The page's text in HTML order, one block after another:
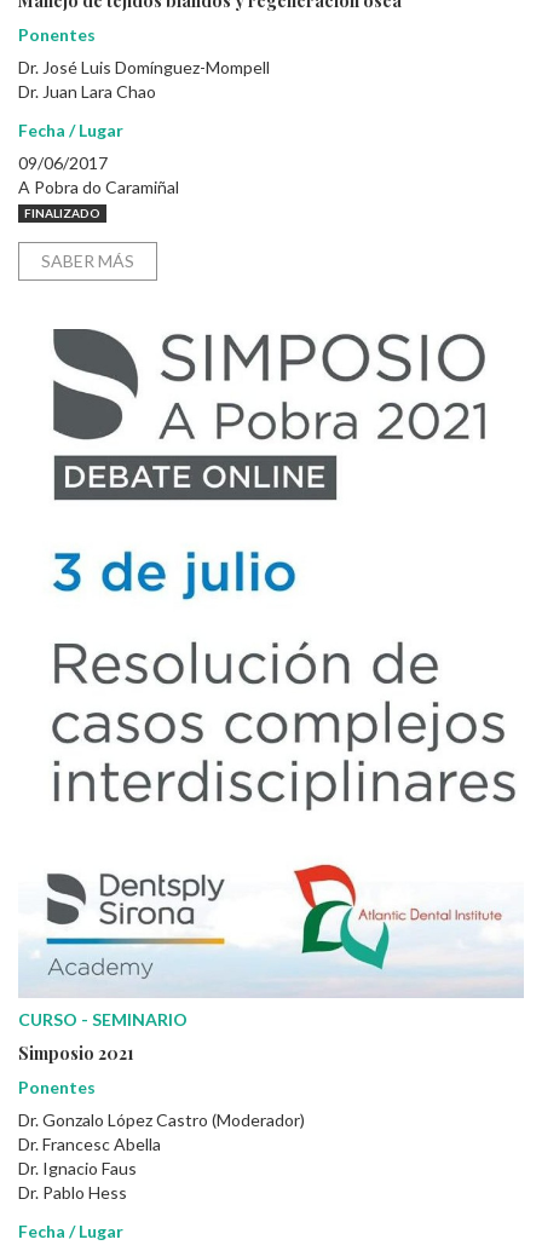
Ponentes
Dr. José Luis Domínguez-Mompell
Dr. Juan Lara Chao
Fecha / Lugar
09/06/2017
A Pobra do Caramiñal
FINALIZADO
SABER MÁS
CURSO - SEMINARIO
Simposio 2021
Ponentes
Dr. Gonzalo López Castro (Moderador)
Dr. Francesc Abella
Dr. Ignacio Faus
Dr. Pablo Hess
Fecha / Lugar